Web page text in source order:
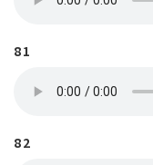
81
82